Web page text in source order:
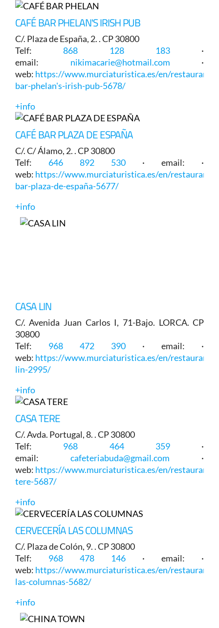
CAFÉ BAR PHELAN'S IRISH PUB
C/. Plaza de España, 2. . CP 30800
Telf:868 128 183·
email: nikimacarie@hotmail.com ·
web: https://www.murciaturistica.es/en/restaurant/
bar-phelan's-irish-pub-5678/
+info
CAFÉ BAR PLAZA DE ESPAÑA
C/. C/ Álamo, 2. . CP 30800
Telf: 646 892 530 · email: ·
web: https://www.murciaturistica.es/en/restaurant/
bar-plaza-de-españa-5677/
+info
CASA LIN
C/. Avenida Juan Carlos I, 71-Bajo. LORCA. CP
30800
Telf: 968 472 390 · email: ·
web: https://www.murciaturistica.es/en/restaurant/
lin-2995/
+info
CASA TERE
C/. Avda. Portugal, 8. . CP 30800
Telf: 968 464 359·
email: cafeteriabuda@gmail.com ·
web: https://www.murciaturistica.es/en/restaurant/
tere-5687/
+info
CERVECERÍA LAS COLUMNAS
C/. Plaza de Colón, 9. . CP 30800
Telf: 968 478 146 · email: ·
web: https://www.murciaturistica.es/en/restaurant/
las-columnas-5682/
+info